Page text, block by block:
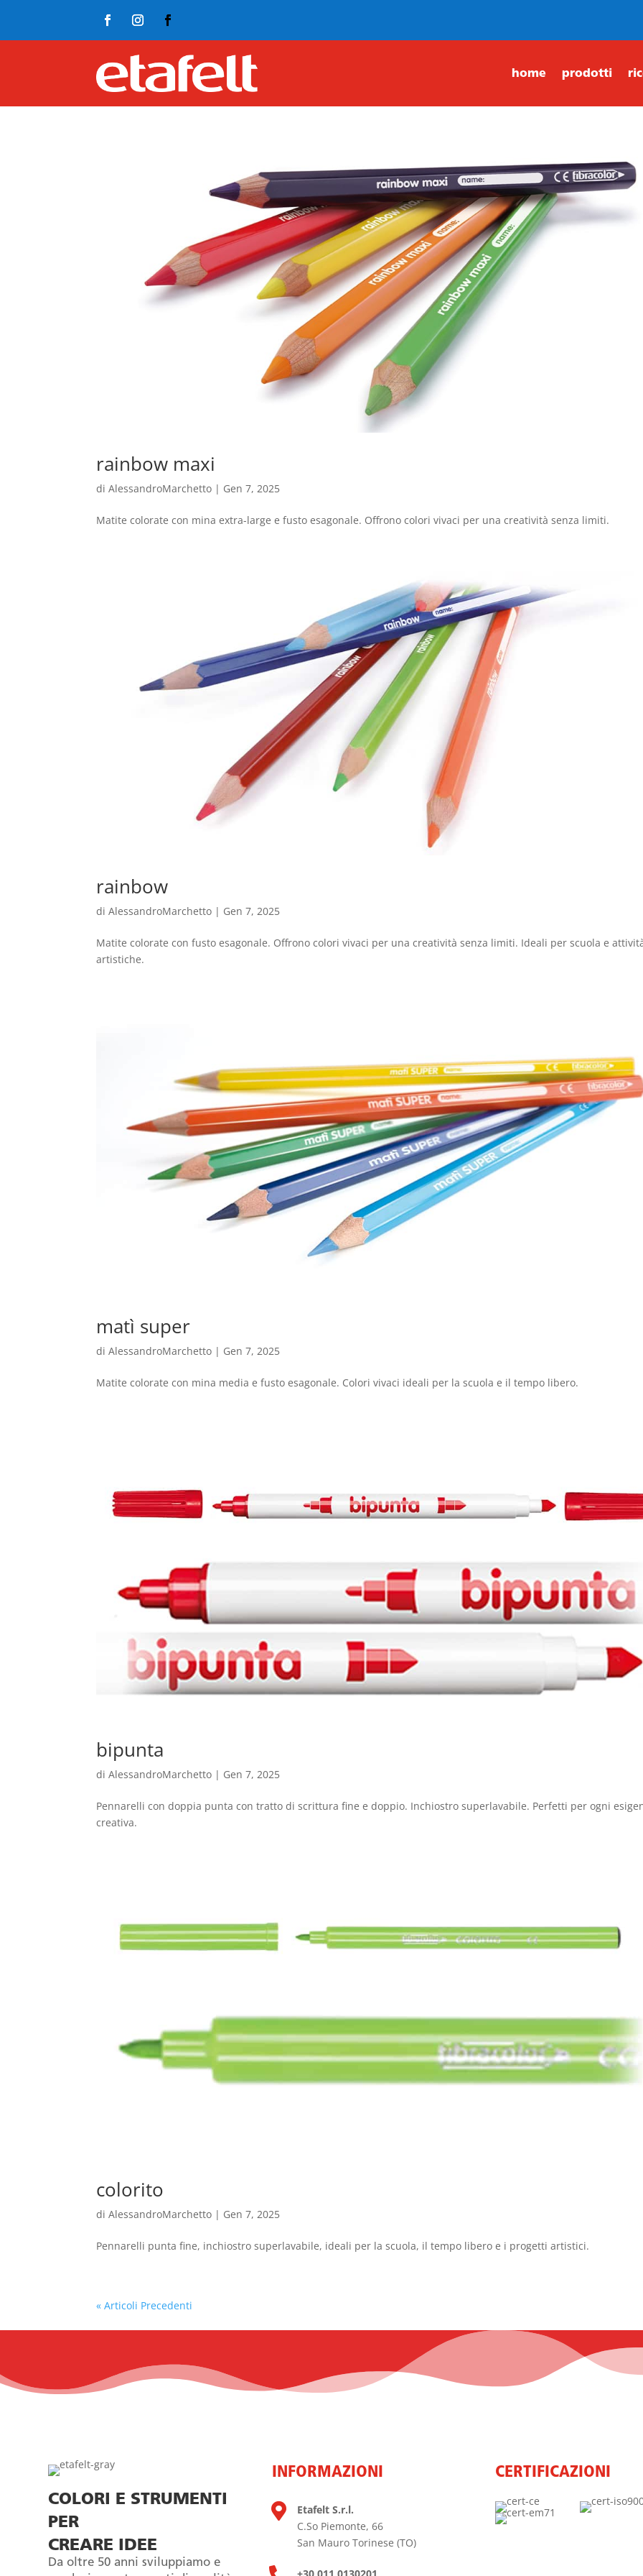
home prodotti
rainbow maxi
diAlessandroMarchetto | Gen 7, 2025
Matite colorate con mina extra-large e fusto esagonale. Offrono colori vivaci per una creatività senza limiti.
rainbow
diAlessandroMarchetto | Gen 7, 2025
Matite colorate con fusto esagonale. Offrono colori vivaci per una creatività senza limiti. Ideali per scuola e
artistiche.
matì super
diAlessandroMarchetto | Gen 7, 2025
Matite colorate con mina media e fusto esagonale. Colori vivaci ideali per la scuola e il tempo libero.
bipunta
diAlessandroMarchetto | Gen 7, 2025
Pennarelli con doppia punta con tratto di scrittura fine e doppio. Inchiostro superlavabile. Perfetti per ogni
creativa.
colorito
diAlessandroMarchetto | Gen 7, 2025
Pennarelli punta fine, inchiostro superlavabile, ideali per la scuola, il tempo libero e i progetti artistici.
« Articoli Precedenti
COLORI E STRUMENTI
PER
CREARE IDEE
Da oltre 50 anni sviluppiamo e
INFORMAZIONI

Etafelt S.r.l.
C.So Piemonte, 66
San Mauro Torinese (TO)
CERTIFICAZIONI